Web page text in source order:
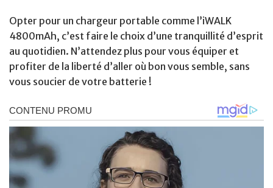
Opter pour un chargeur portable comme l’iWALK
4800mAh, c’est faire le choix d’une tranquillité d’esprit
au quotidien. N’attendez plus pour vous équiper et
profiter de la liberté d’aller où bon vous semble, sans
vous soucier de votre batterie !